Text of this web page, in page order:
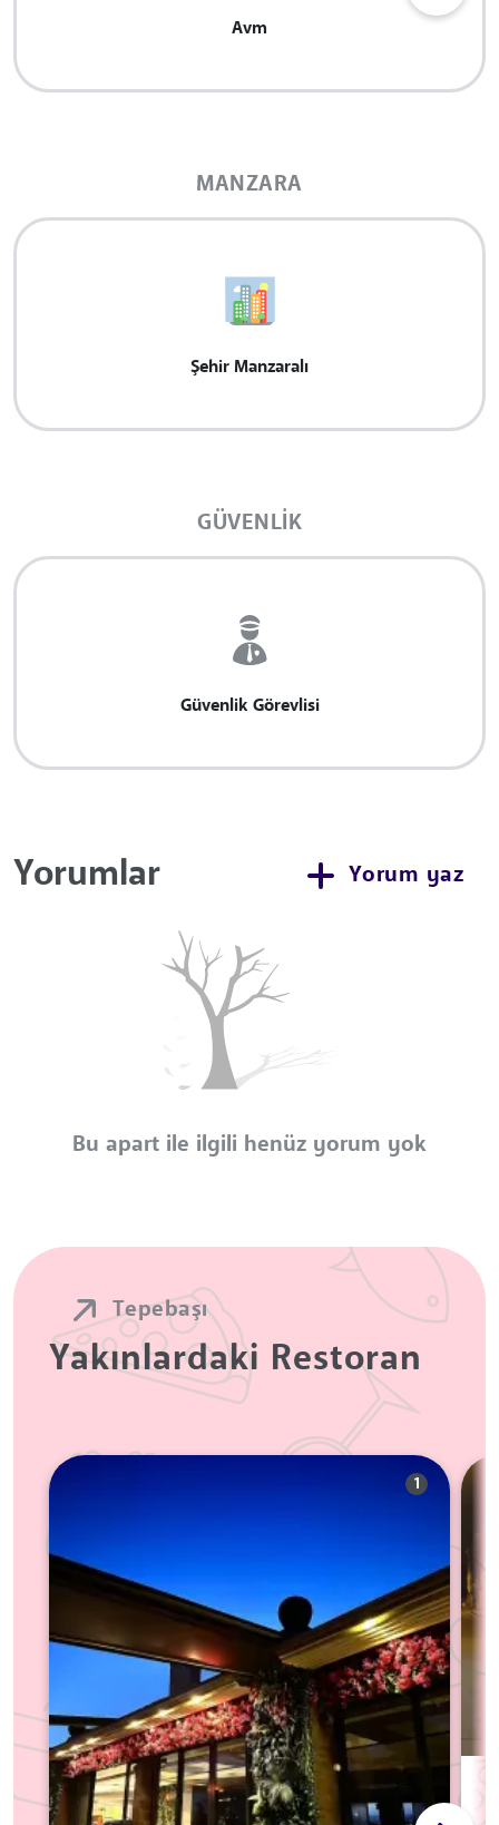
Avm
MANZARA
Şehir Manzaralı
GÜVENLIK
Güvenlik Görevlisi
Yorumlar Yorum yaz
Bu apart ile ilgili henüz yorum yok
Tepebaşı
Yakınlardaki Restoran
1